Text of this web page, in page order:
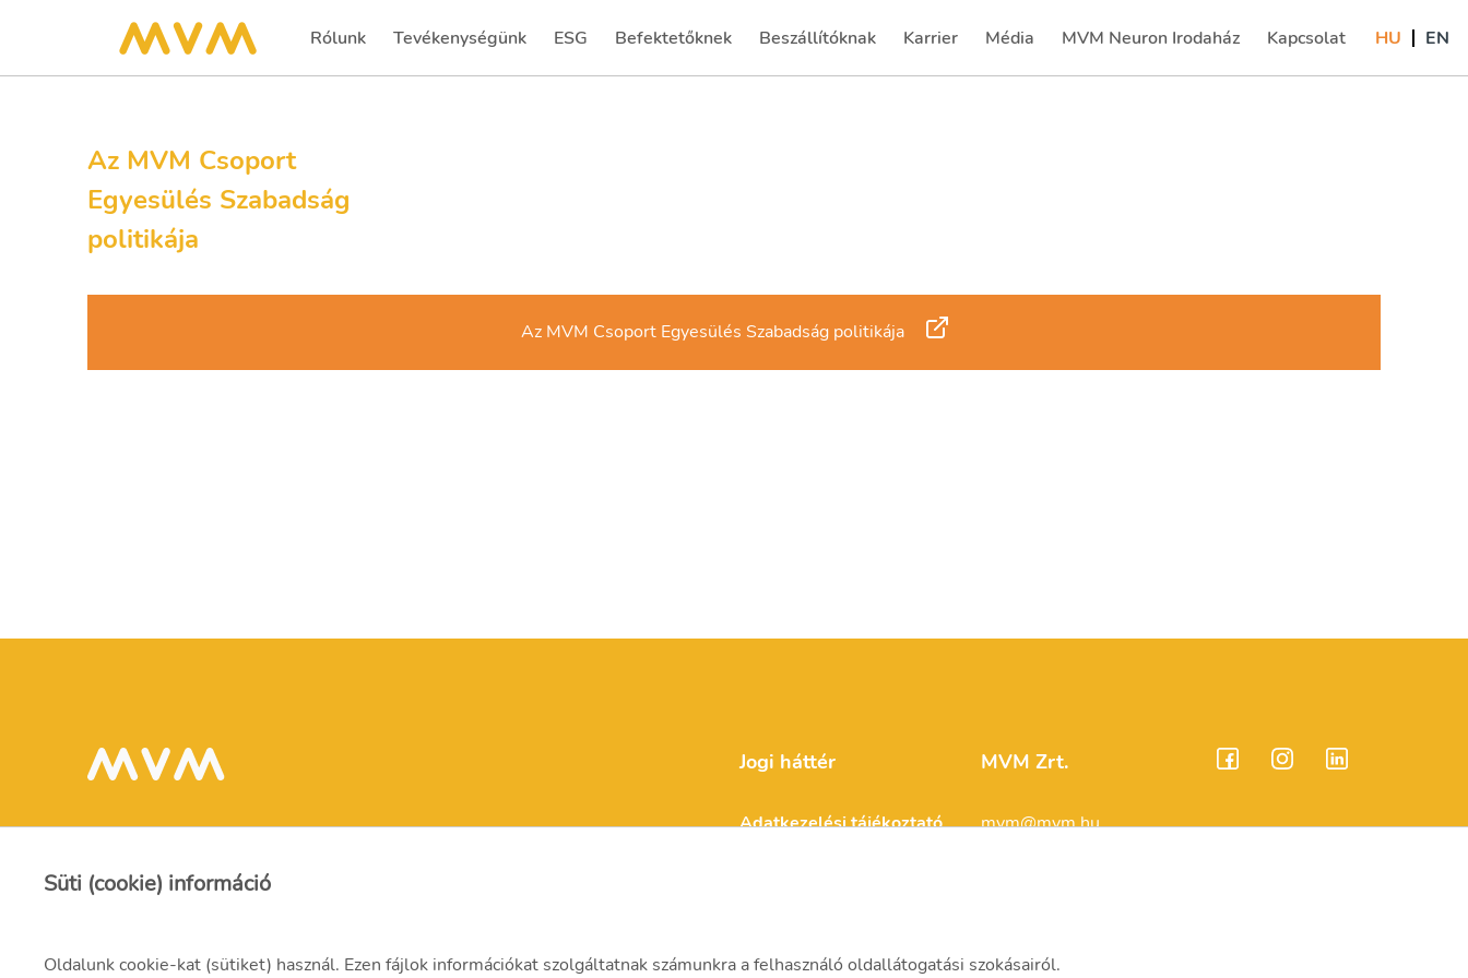
Rólunk Tevékenységünk ESG Befektetőknek Beszállítóknak
(current) Karrier
(current) Média MVM Neuron Irodaház
(current) Kapcsolat HU EN
Az MVM Csoport
Egyesülés Szabadság
politikája
Az MVM Csoport Egyesülés Szabadság politikája
Jogi háttér
Adatkezelési tájékoztató
MVM Zrt.
mvm@mvm.hu
Süti (cookie) információ
Oldalunk cookie-kat (sütiket) használ. Ezen fájlok információkat szolgáltatnak számunkra a felhasználó oldallátogatási szokásairól.